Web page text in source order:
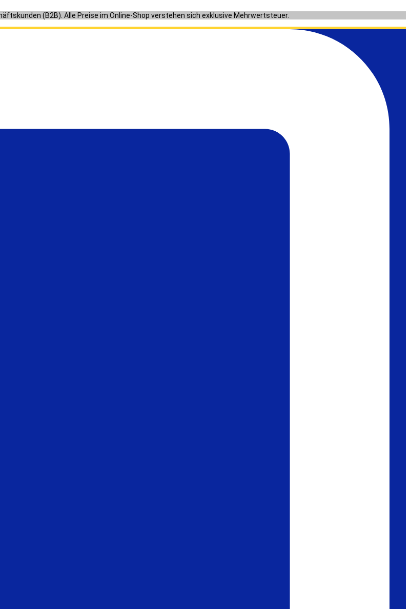
(B2B). Alle Preise im Online-Shop verstehen sich exklusive Mehrwertsteuer.